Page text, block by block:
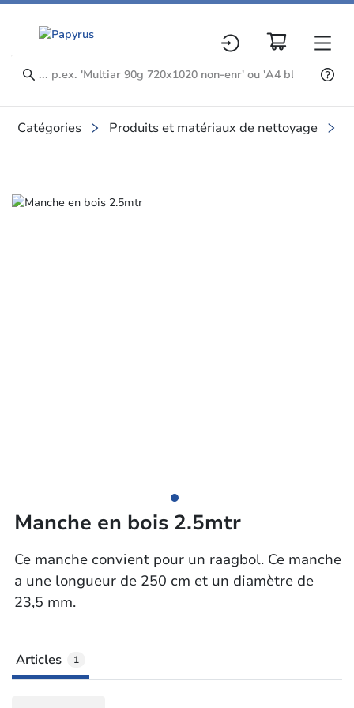
Catégories Produits et matériaux de nettoyage
Slide 1 of 1
Manche en bois 2.5mtr
Ce manche convient pour un raagbol. Ce manche
a une longueur de 250 cm et un diamètre de
23,5 mm.
Articles 1